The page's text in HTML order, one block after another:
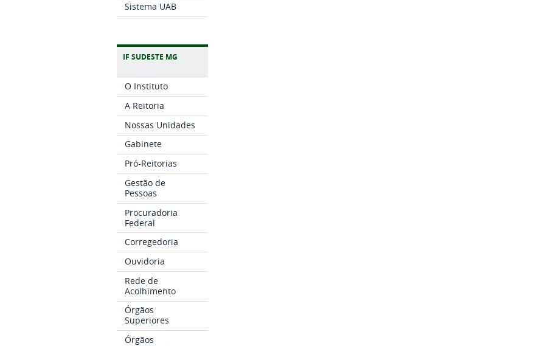
Sistema UAB
IF SUDESTE MG
O Instituto
A Reitoria
Nossas Unidades
Gabinete
Pró-Reitorias
Gestão de
Pessoas
Procuradoria
Federal
Corregedoria
Ouvidoria
Rede de
Acolhimento
Órgãos
Superiores
Órgãos